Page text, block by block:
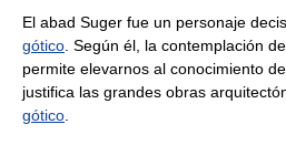
El abad Suger fue un personaje
gótico. Según él, la contemplación
permite elevarnos al conocimiento
justifica las grandes obras
gótico.